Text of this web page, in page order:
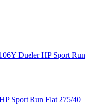
Sport Run Flat 275/40